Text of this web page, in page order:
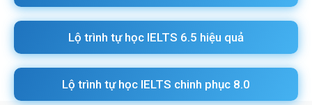
Lộ trình tự học IELTS 6.5 hiệu quả
Lộ trình tự học IELTS chinh phục 8.0